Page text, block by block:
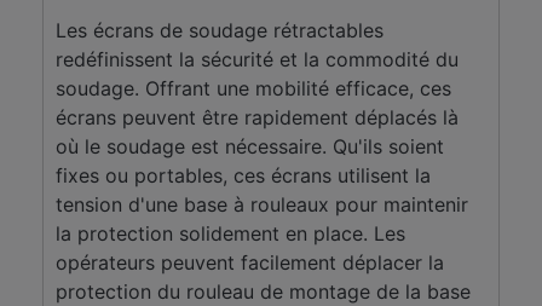
Les écrans de soudage rétractables
redéfinissent la sécurité et la commodité du
soudage. Offrant une mobilité efficace, ces
écrans peuvent être rapidement déplacés là
où le soudage est nécessaire. Qu'ils soient
fixes ou portables, ces écrans utilisent la
tension d'une base à rouleaux pour maintenir
la protection solidement en place. Les
opérateurs peuvent facilement déplacer la
protection du rouleau de montage de la base